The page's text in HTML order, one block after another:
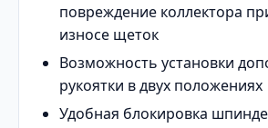
повреждение коллектора
износе щеток
Возможность установки
рукоятки в двух положениях
Удобная блокировка